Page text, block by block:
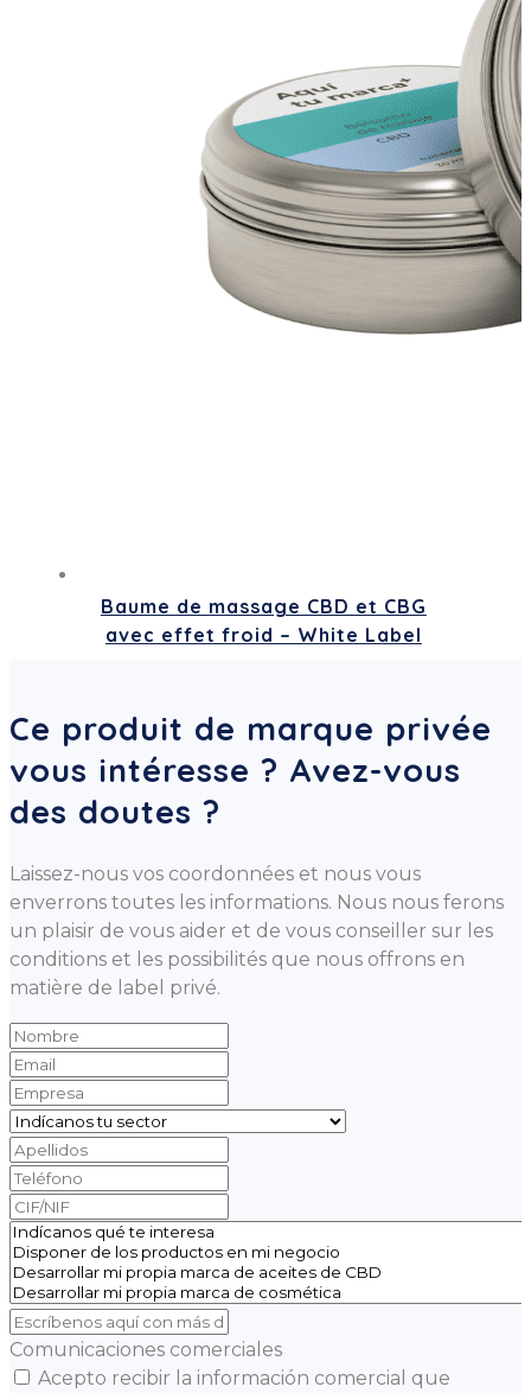
Baume de massage CBD et CBG
avec effet froid – White Label
Ce produit de marque privée
vous intéresse ? Avez-vous
des doutes ?
Laissez-nous vos coordonnées et nous vous
enverrons toutes les informations. Nous nous ferons
un plaisir de vous aider et de vous conseiller sur les
conditions et les possibilités que nous offrons en
matière de label privé.
Comunicaciones comerciales
Acepto recibir la información comercial que